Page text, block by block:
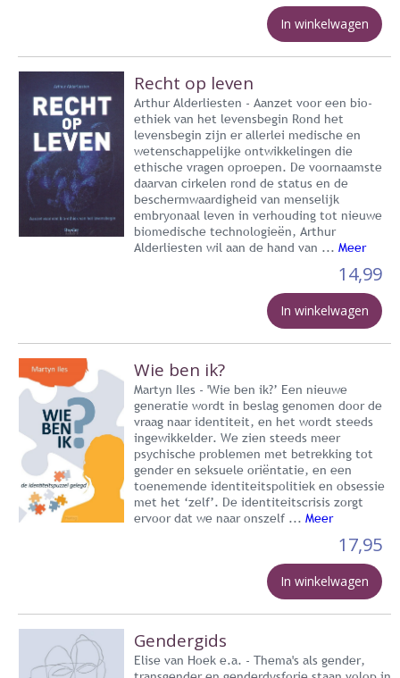
In winkelwagen
Recht op leven
Arthur Alderliesten - Aanzet voor een bio-
ethiek van het levensbegin Rond het
levensbegin zijn er allerlei medische en
wetenschappelijke ontwikkelingen die
ethische vragen oproepen. De voornaamste
daarvan cirkelen rond de status en de
beschermwaardigheid van menselijk
embryonaal leven in verhouding tot nieuwe
biomedische technologieën, Arthur
Alderliesten wil aan de hand van ... Meer
14,99
In winkelwagen
Wie ben ik?
Martyn Iles - 'Wie ben ik?’ Een nieuwe
generatie wordt in beslag genomen door de
vraag naar identiteit, en het wordt steeds
ingewikkelder. We zien steeds meer
psychische problemen met betrekking tot
gender en seksuele oriëntatie, en een
toenemende identiteitspolitiek en obsessie
met het ‘zelf’. De identiteitscrisis zorgt
ervoor dat we naar onszelf ... Meer
17,95
In winkelwagen
Gendergids
Elise van Hoek e.a. - Thema's als gender,